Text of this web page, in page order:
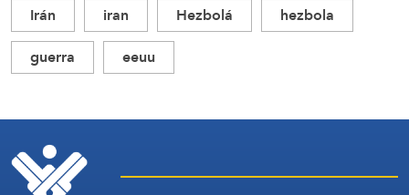
Irán
iran Hezbolá
hezbola
guerra
eeuu